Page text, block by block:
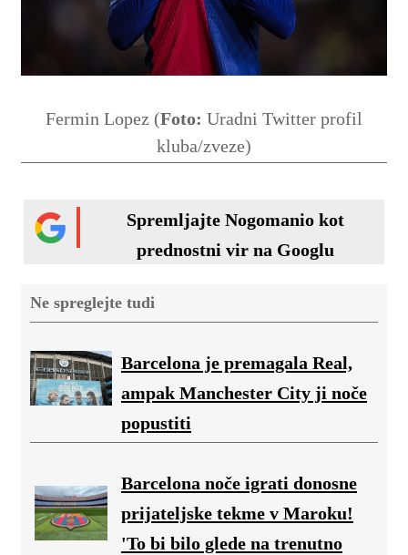
Fermin Lopez (Foto: Uradni Twitter profil
kluba/zveze)
Spremljajte Nogomanio kot
prednostni vir na Googlu
Ne spreglejte tudi
Barcelona je premagala Real,
ampak Manchester City ji noče
popustiti
Barcelona noče igrati donosne
prijateljske tekme v Maroku!
'To bi bilo glede na trenutno